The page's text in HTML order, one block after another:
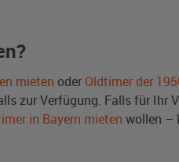
mieten oder Oldtimer der
zur Verfügung. Falls für
in Bayern mieten wollen –